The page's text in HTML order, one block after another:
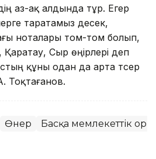
аз-ақ алдында тұр. Егер
таратамыз десек,
ноталары том-том болып,
Сыр өңірлері деп
құны одан да арта түсер
А. Тоқтағанов.
Өнер Басқа мемлекеттік